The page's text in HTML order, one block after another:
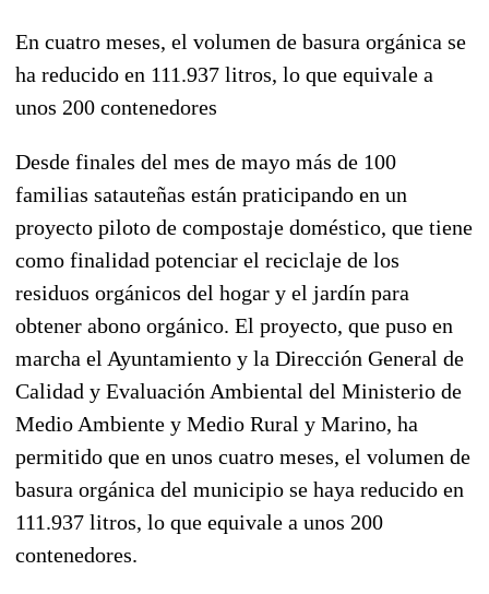
En cuatro meses, el volumen de basura orgánica se
ha reducido en 111.937 litros, lo que equivale a
unos 200 contenedores
Desde finales del mes de mayo más de 100
familias satauteñas están praticipando en un
proyecto piloto de compostaje doméstico, que tiene
como finalidad potenciar el reciclaje de los
residuos orgánicos del hogar y el jardín para
obtener abono orgánico. El proyecto, que puso en
marcha el Ayuntamiento y la Dirección General de
Calidad y Evaluación Ambiental del Ministerio de
Medio Ambiente y Medio Rural y Marino, ha
permitido que en unos cuatro meses, el volumen de
basura orgánica del municipio se haya reducido en
111.937 litros, lo que equivale a unos 200
contenedores.